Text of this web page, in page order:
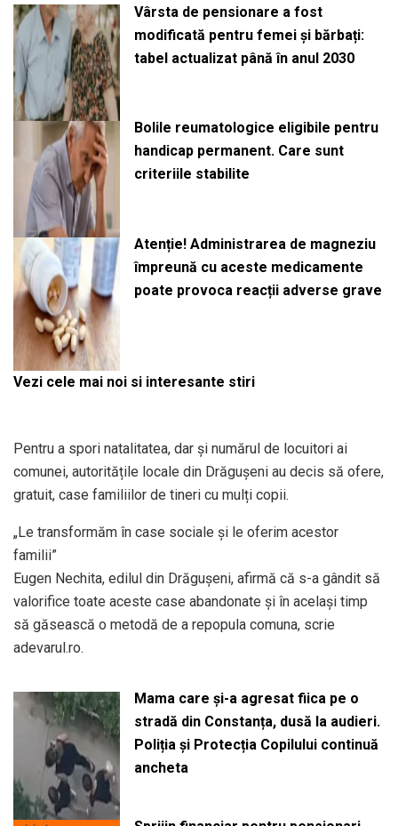
Vârsta de pensionare a fost
modificată pentru femei și bărbați:
tabel actualizat până în anul 2030
Bolile reumatologice eligibile pentru
handicap permanent. Care sunt
criteriile stabilite
Atenție! Administrarea de magneziu
împreună cu aceste medicamente
poate provoca reacții adverse grave
Vezi cele mai noi si interesante stiri
Pentru a spori natalitatea, dar și numărul de locuitori ai
comunei, autoritățile locale din Drăgușeni au decis să ofere,
gratuit, case familiilor de tineri cu mulți copii.
„Le transformăm în case sociale și le oferim acestor
familii”
Eugen Nechita, edilul din Drăgușeni, afirmă că s-a gândit să
valorifice toate aceste case abandonate și în același timp
să găsească o metodă de a repopula comuna, scrie
adevarul.ro.
Mama care și-a agresat fiica pe o
stradă din Constanța, dusă la audieri.
Poliția și Protecția Copilului continuă
ancheta